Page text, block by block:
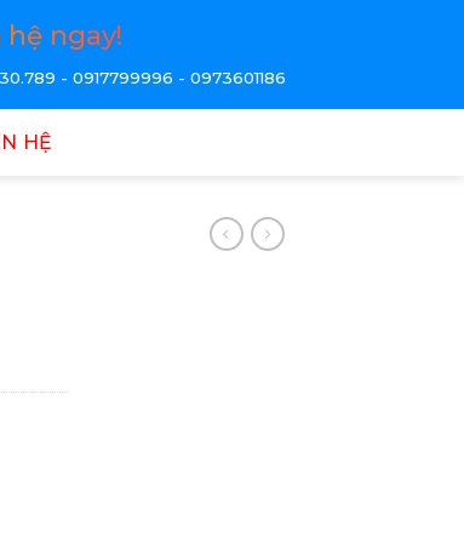
hệ ngay!
- 0917799996 - 0973601186
HỆ